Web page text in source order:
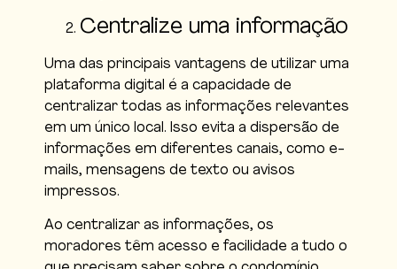
Centralize uma informação
Uma das principais vantagens de utilizar uma
plataforma digital é a capacidade de
centralizar todas as informações relevantes
em um único local. Isso evita a dispersão de
informações em diferentes canais, como e-
mails, mensagens de texto ou avisos
impressos.
Ao centralizar as informações, os
moradores têm acesso e facilidade a tudo o